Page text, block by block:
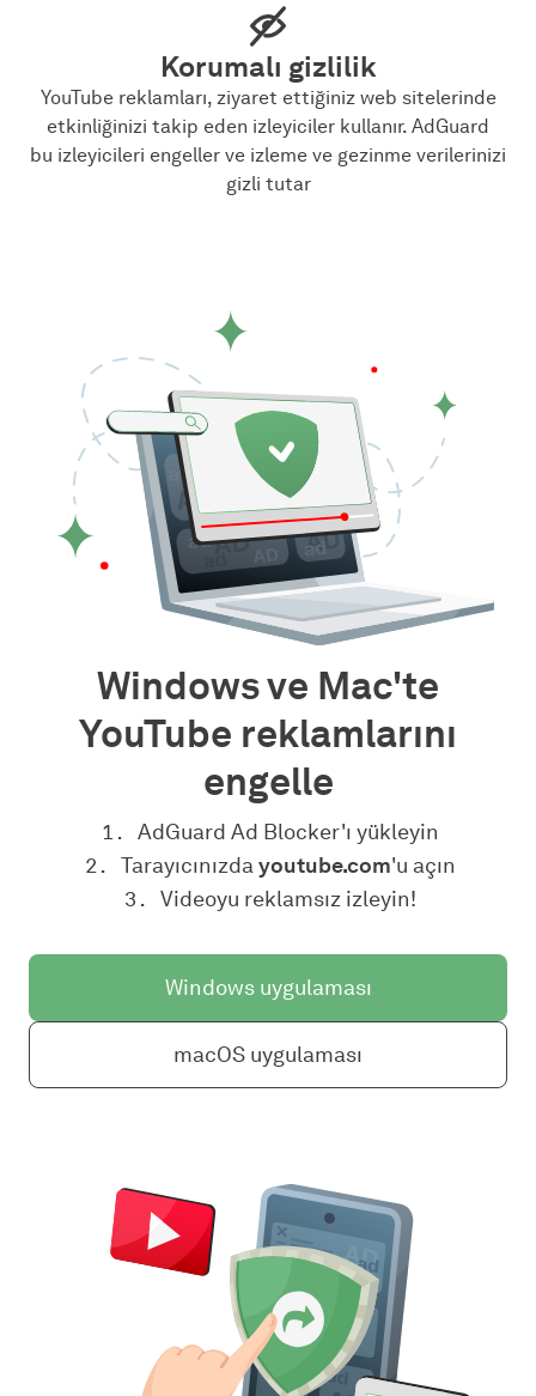
Korumalı gizlilik
YouTube reklamları, ziyaret ettiğiniz web sitelerinde
etkinliğinizi takip eden izleyiciler kullanır. AdGuard
bu izleyicileri engeller ve izleme ve gezinme verilerinizi
gizli tutar
Windows ve Mac'te
YouTube reklamlarını
engelle
AdGuard Ad Blocker'ı yükleyin
Tarayıcınızdayoutube.com'u açın
Videoyu reklamsız izleyin!
Windows uygulaması
macOS uygulaması